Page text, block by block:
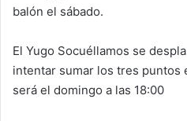
balón el sábado.
El Yugo Socuéllamos se
intentar sumar los tres puntos
será el domingo a las 18:00